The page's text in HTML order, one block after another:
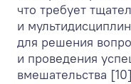
что требует
и
для решения
и проведения
вмешательства